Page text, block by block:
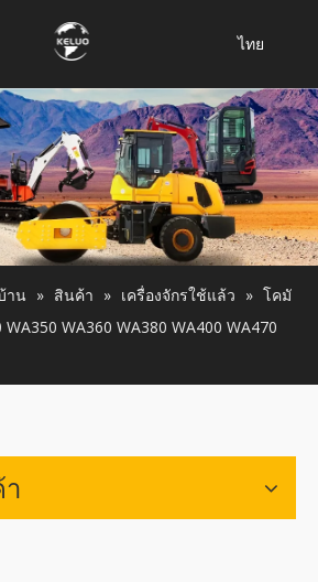
ไทย
Bahasa
indonesia
Türk dili
Italiano
Deutsch
Português
Español
Pусский
าน » สินค้า » เครื่องจักรใช้แล้ว » โคมั
WA360 WA380 WA400 WA470